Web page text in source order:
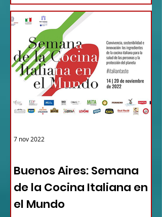
Buenos Aires: Semana
de la Cocina Italiana en
el Mundo
7 nov 2022